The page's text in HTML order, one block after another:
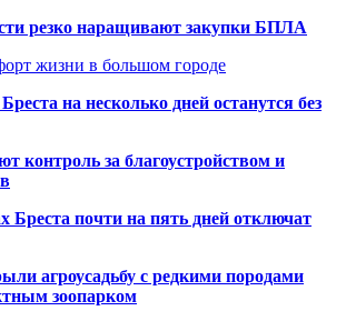
резко наращивают закупки БПЛА
жизни в большом городе
на несколько дней останутся без
контроль за благоустройством и
Бреста почти на пять дней отключат
агроусадьбу с редкими породами
зоопарком